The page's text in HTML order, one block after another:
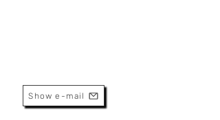
Show e-mail